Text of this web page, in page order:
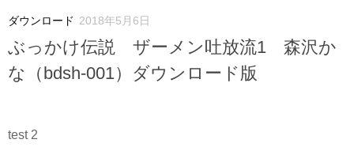
ダウンロード 2018年5月6日
ぶっかけ伝説 ザーメン吐放流1 森沢か
な（bdsh-001）ダウンロード版
test 2